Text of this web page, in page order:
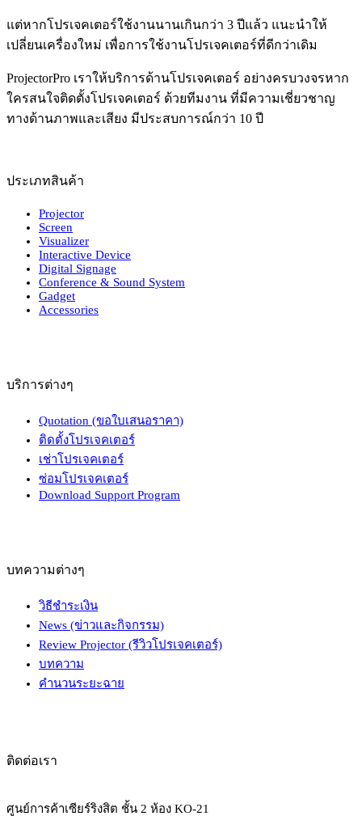
แต่หากโปรเจคเตอร์ใช้งานนานเกินกว่า 3 ปีแล้ว แนะนำให้
เปลี่ยนเครื่องใหม่ เพื่อการใช้งานโปรเจคเตอร์ที่ดีกว่าเดิม
ProjectorPro เราให้บริการด้านโปรเจคเตอร์ อย่างครบวงจรหาก
ใครสนใจติดตั้งโปรเจคเตอร์ ด้วยทีมงาน ที่มีความเชี่ยวชาญ
ทางด้านภาพและเสียง มีประสบการณ์กว่า 10 ปี
ประเภทสินค้า
Projector
Screen
Visualizer
Interactive Device
Digital Signage
Conference & Sound System
Gadget
Accessories
บริการต่างๆ
Quotation (ขอใบเสนอราคา)
ติดตั้งโปรเจคเตอร์
เช่าโปรเจคเตอร์
ซ่อมโปรเจคเตอร์
Download Support Program
บทความต่างๆ
วิธีชำระเงิน
News (ข่าวและกิจกรรม)
Review Projector (รีวิวโปรเจคเตอร์)
บทความ
คำนวนระยะฉาย
ติดต่อเรา
ศูนย์การค้าเซียร์ริงสิต ชั้น 2 ห้อง KO-21